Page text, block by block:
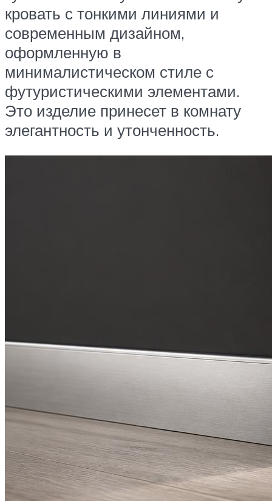
кровать с тонкими линиями и
современным дизайном,
оформленную в
минималистическом стиле с
футуристическими элементами.
Это изделие принесет в комнату
элегантность и утонченность.